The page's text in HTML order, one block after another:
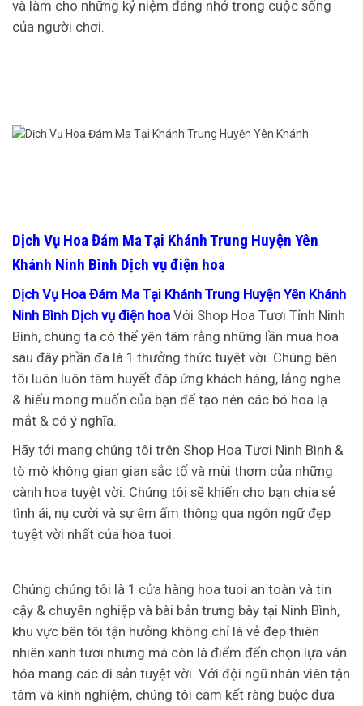
và làm cho những kỷ niệm đáng nhớ trong cuộc sống
của người chơi.
Dịch Vụ Hoa Đám Ma Tại Khánh Trung Huyện Yên
Khánh Ninh Bình Dịch vụ điện hoa
Dịch Vụ Hoa Đám Ma Tại Khánh Trung Huyện Yên Khánh
Ninh Bình Dịch vụ điện hoa Với Shop Hoa Tươi Tỉnh Ninh
Bình, chúng ta có thể yên tâm rằng những lần mua hoa
sau đây phần đa là 1 thưởng thức tuyệt vời. Chúng bên
tôi luôn luôn tâm huyết đáp ứng khách hàng, lắng nghe
& hiểu mong muốn của bạn để tạo nên các bó hoa lạ
mắt & có ý nghĩa.
Hãy tới mang chúng tôi trên Shop Hoa Tươi Ninh Bình &
tò mò không gian gian sắc tố và mùi thơm của những
cành hoa tuyệt vời. Chúng tôi sẽ khiến cho bạn chia sẻ
tình ái, nụ cười và sự êm ấm thông qua ngôn ngữ đẹp
tuyệt vời nhất của hoa tuoi.
Chúng chúng tôi là 1 cửa hàng hoa tuoi an toàn và tin
cậy & chuyên nghiệp và bài bản trưng bày tại Ninh Bình,
khu vực bên tôi tận hưởng không chỉ là vẻ đẹp thiên
nhiên xanh tươi nhưng mà còn là điểm đến chọn lựa văn
hóa mang các di sản tuyệt vời. Với đội ngũ nhân viên tận
tâm và kinh nghiệm, chúng tôi cam kết ràng buộc đưa